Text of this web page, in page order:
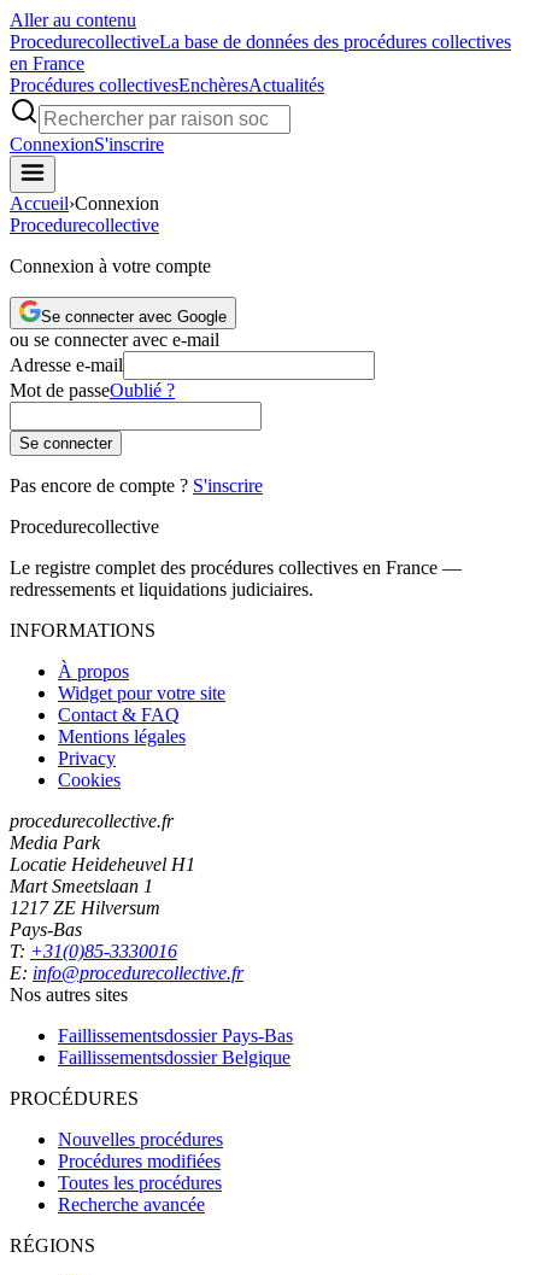
Aller au contenu
ProcedurecollectiveLa base de données des procédures collectives
en France
Procédures collectivesEnchèresActualités
ConnexionS'inscrire
Accueil›Connexion
Procedurecollective
Connexion à votre compte
Se connecter avec Google
ou se connecter avec e-mail
Adresse e-mail
Mot de passeOublié ?
Se connecter
Pas encore de compte ? S'inscrire
Procedurecollective
Le registre complet des procédures collectives en France —
redressements et liquidations judiciaires.
INFORMATIONS
À propos
Widget pour votre site
Contact & FAQ
Mentions légales
Privacy
Cookies
procedurecollective.fr
Media Park
Locatie Heideheuvel H1
Mart Smeetslaan 1
1217 ZE Hilversum
Pays-Bas
T: +31(0)85-3330016
E: info@procedurecollective.fr
Nos autres sites
Faillissementsdossier Pays-Bas
Faillissementsdossier Belgique
PROCÉDURES
Nouvelles procédures
Procédures modifiées
Toutes les procédures
Recherche avancée
RÉGIONS